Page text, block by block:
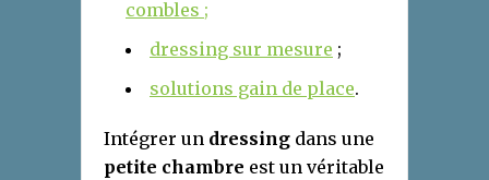
combles ;
dressing sur mesure ;
solutions gain de place.
Intégrer un dressing dans une
petite chambre est un véritable